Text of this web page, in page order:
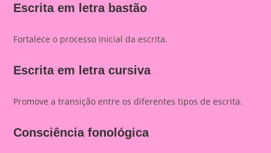
Escrita em letra bastão
Fortalece o processo inicial da escrita.
Escrita em letra cursiva
Promove a transição entre os diferentes tipos de escrita.
Consciência fonológica